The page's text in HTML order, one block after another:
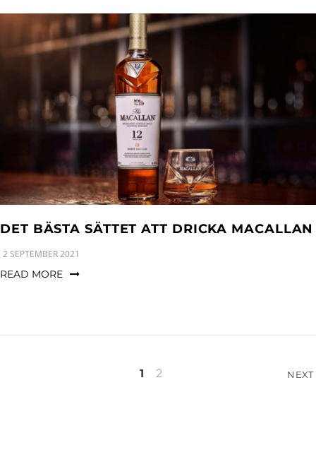
DET BÄSTA SÄTTET ATT DRICKA MACALLAN
2 SEPTEMBER 2021
READ MORE
Sidnumrering
1 2 NEXT